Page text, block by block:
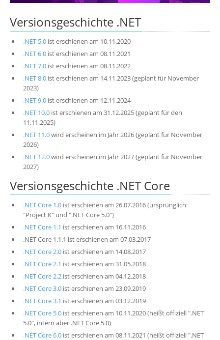
Suche
Versionsgeschichte .NET
.NET 5.0ist erschienen am 10.11.2020
.NET 6.0ist erschienen am 08.11.2021
.NET 7.0ist erschienen am 08.11.2022
.NET 8.0ist erschienen am 14.11.2023 (geplant für November
2023)
.NET 9.0ist erschienen am 12.11.2024
.NET 10.0ist erschienen am 31.12.2025 (geplant für den
11.11.2025)
.NET 11.0wird erscheinen im Jahr 2026 (geplant für November
2026)
.NET 12.0wird erscheinen im Jahr 2027 (geplant für November
2027)
Versionsgeschichte .NET Core
.NET Core 1.0ist erschienen am 26.07.2016 (ursprünglich:
"Project K" und ".NET Core 5.0")
.NET Core 1.1 ist erschienen am 16.11.2016
.NET Core 1.1.1 ist erschienen am 07.03.2017
.NET Core 2.0ist erschienen am 14.08.2017
.NET Core 2.1 ist erschienen am 31.05.2018
.NET Core 2.2ist erschienen am 04.12.2018
.NET Core 3.0ist erschienen am 23.09.2019
.NET Core 3.1 ist erschienen am 03.12.2019
.NET Core 5.0ist erschienen am 10.11.2020 (heißt offiziell ".NET
5.0", intern aber .NET Core 5.0)
.NET Core 6.0ist erschienen am 08.11.2021 (heißt offiziell ".NET